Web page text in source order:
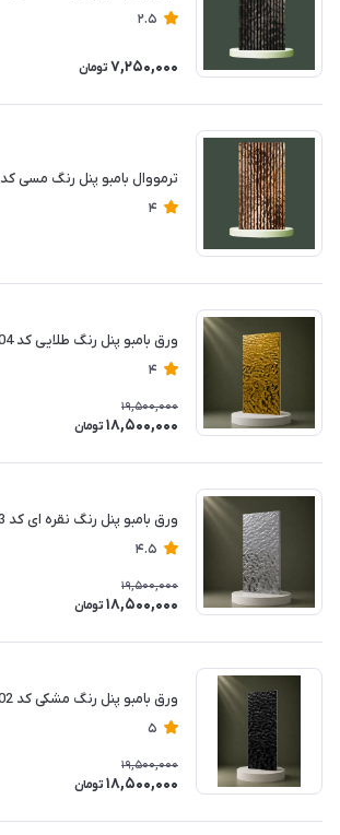
2.5
7,250,000 تومان
ترمووال بامبو پنل رنگ مسی کد TW 1001
4
ورق بامبو پنل رنگ طلایی کد BP 1004
4
19,500,000
18,500,000 تومان
ورق بامبو پنل رنگ نقره ای کد BP 1003
4.5
19,500,000
18,500,000 تومان
ورق بامبو پنل رنگ مشکی کد BP 1002
5
19,500,000
18,500,000 تومان